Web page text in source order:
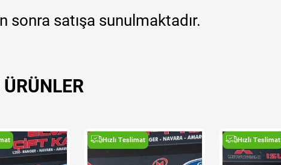
satışa sunulmaktadır.
Hızlı Teslimat Hızlı Teslimat